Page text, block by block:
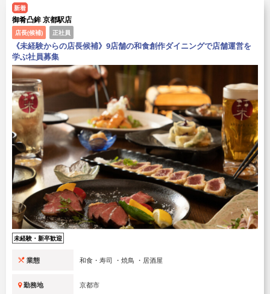
新着
御肴凸鉾 京都駅店
店長(候補) 正社員
《未経験からの店長候補》9店舗の和食創作ダイニングで店舗運営を
学ぶ社員募集
未経験・新卒歓迎
業態 和食・寿司 ・焼鳥 ・居酒屋
勤務地 京都市